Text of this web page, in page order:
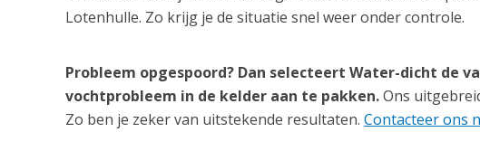
Lotenhulle. Zo krijg je de situatie snel weer onder controle.
Probleem opgespoord? Dan selecteert Water-dicht de
vochtprobleem in de kelder aan te pakken.Ons
Zo ben je zeker van uitstekende resultaten. Contacteer ons